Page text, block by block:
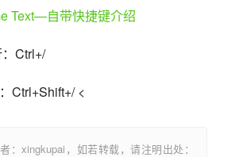
Ctrl+/
行：Ctrl+Shift+/ <
：xingkupai，如若转载，请注明出处：